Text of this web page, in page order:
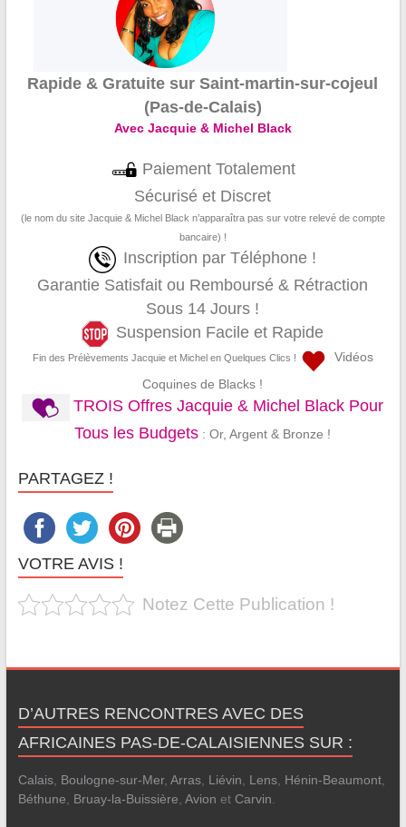
Rapide & Gratuite sur Saint-martin-sur-cojeul
(Pas-de-Calais)
Avec Jacquie & Michel Black
Paiement Totalement
Sécurisé et Discret
(le nom du site Jacquie & Michel Black n’apparaîtra pas sur votre relevé de compte
bancaire) !
Inscription par Téléphone !
Garantie Satisfait ou Remboursé & Rétraction
Sous 14 Jours !
Suspension Facile et Rapide
Fin des Prélèvements Jacquie et Michel en Quelques Clics !
Vidéos
Coquines de Blacks !
TROIS Offres Jacquie & Michel Black Pour
Tous les Budgets : Or, Argent & Bronze !
PARTAGEZ !
VOTRE AVIS !
Notez Cette Publication !
D’AUTRES RENCONTRES AVEC DES
AFRICAINES PAS-DE-CALAISIENNES SUR :
Calais, Boulogne-sur-Mer, Arras, Liévin, Lens, Hénin-Beaumont,
Béthune, Bruay-la-Buissière, Avion et Carvin.